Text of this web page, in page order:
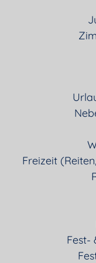
Freizeit
Fest-